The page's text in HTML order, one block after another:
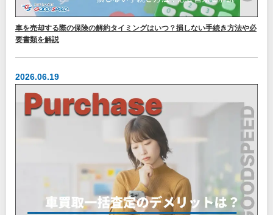
車を売却する際の保険の解約タイミングはいつ？損しない手続き方法や必
要書類を解説
2026.06.19